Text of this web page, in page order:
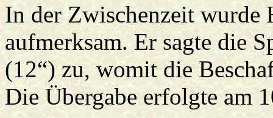
In der Zwischenzeit wurde
aufmerksam. Er sagte die
(12“) zu, womit die
Die Übergabe erfolgte am